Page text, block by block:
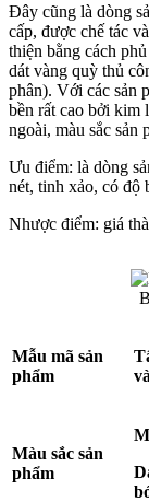
Đây cũng là dòng
cấp, được chế tác
thiện bằng cách
dát vàng quỳ thủ
phân). Với các sản
bền rất cao bởi kim
ngoài, màu sắc sản
Ưu điểm: là dòng
nét, tinh xảo, có độ
Nhược điểm: giá
Mẫu mã sản
phẩm
Màu sắc sản
phẩm